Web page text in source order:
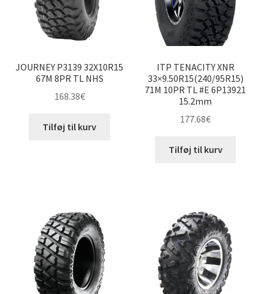
JOURNEY P3139 32X10R15
67M 8PR TL NHS
168.38€
Tilføj til kurv
ITP TENACITY XNR
33×9.50R15(240/95R15)
71M 10PR TL #E 6P13921
15.2mm
177.68€
Tilføj til kurv